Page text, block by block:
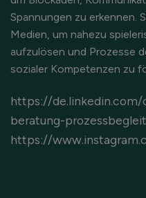
Spannungen zu erkennen.
Medien, um nahezu
aufzulösen und Prozesse
sozialer Kompetenzen zu
https://
beratung-
https://